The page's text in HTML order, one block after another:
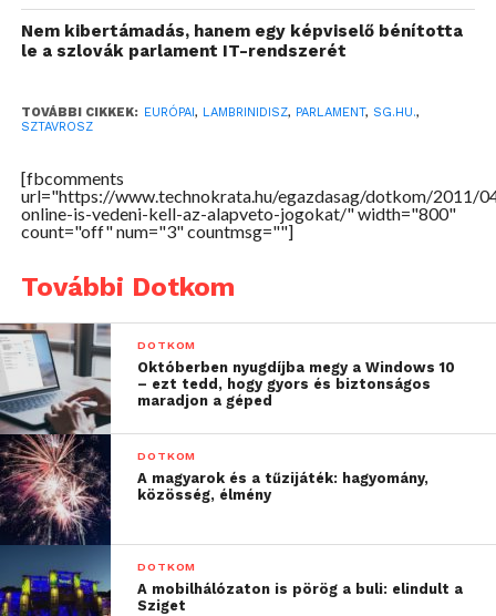
Nem kibertámadás, hanem egy képviselő bénította
le a szlovák parlament IT-rendszerét
TOVÁBBI CIKKEK: EURÓPAI , LAMBRINIDISZ, PARLAMENT, SG.HU.,
SZTAVROSZ
[fbcomments
url="https://www.technokrata.hu/egazdasag/dotkom/2011/
online-is-vedeni-kell-az-alapveto-jogokat/" width="800"
count="off" num="3" countmsg=""]
További Dotkom
DOTKOM
Októberben nyugdíjba megy a Windows 10
– ezt tedd, hogy gyors és biztonságos
maradjon a géped
DOTKOM
A magyarok és a tűzijáték: hagyomány,
közösség, élmény
DOTKOM
A mobilhálózaton is pörög a buli: elindult a
Sziget